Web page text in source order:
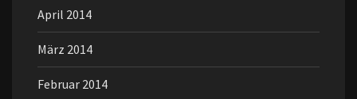
April 2014
März 2014
Februar 2014